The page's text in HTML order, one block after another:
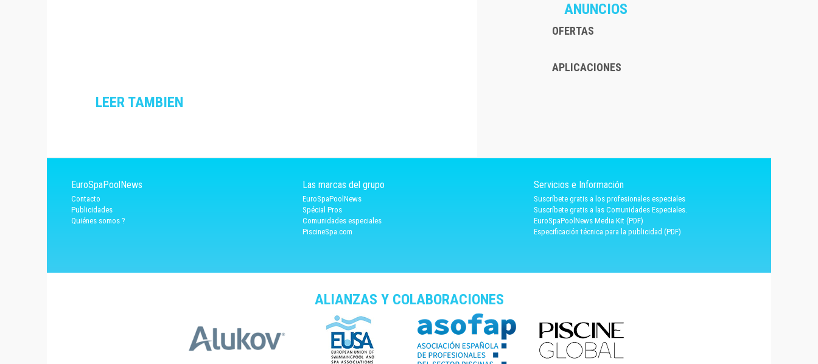
LEER TAMBIEN
ANUNCIOS
OFERTAS
APLICACIONES
EuroSpaPoolNews
Contacto
Publicidades
Quiénes somos ?
Las marcas del grupo
EuroSpaPoolNews
Spécial Pros
Comunidades especiales
PiscineSpa.com
Servicios e Información
Suscríbete gratis a los profesionales especiales
Suscríbete gratis a las Comunidades Especiales.
EuroSpaPoolNews Media Kit (PDF)
Especificación técnica para la publicidad (PDF)
ALIANZAS Y COLABORACIONES